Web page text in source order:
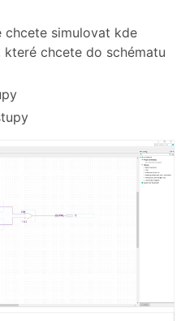
chcete simulovat kde
chcete do schématu